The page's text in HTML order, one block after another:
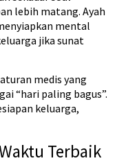
lebih matang. Ayah
mental
jika sunat
medis yang
“hari paling bagus”.
keluarga,
Terbaik